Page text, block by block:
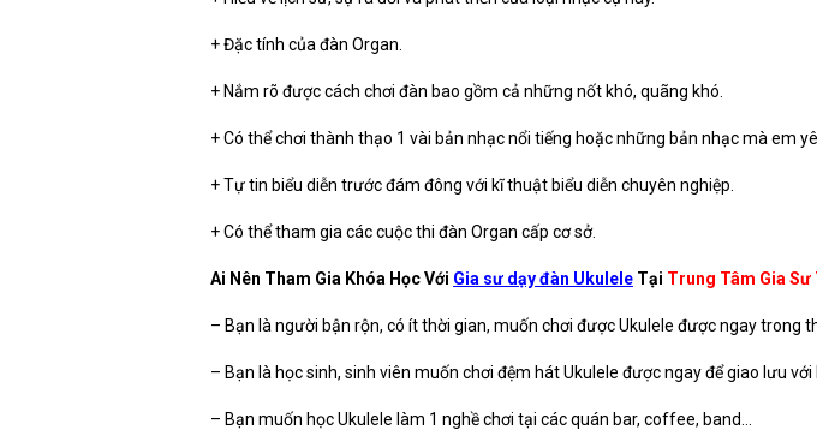
+ Đặc tính của đàn Organ.
+ Nắm rõ được cách chơi đàn bao gồm cả những nốt khó, quãng khó.
+ Có thể chơi thành thạo 1 vài bản nhạc nổi tiếng hoặc những bản nhạc mà em
+ Tự tin biểu diễn trước đám đông với kĩ thuật biểu diễn chuyên nghiệp.
+ Có thể tham gia các cuộc thi đàn Organ cấp cơ sở.
Ai Nên Tham Gia Khóa Học Với Gia sư dạy đàn Ukulele Tại Trung Tâm Gia Sư
– Bạn là người bận rộn, có ít thời gian, muốn chơi được Ukulele được ngay trong
– Bạn là học sinh, sinh viên muốn chơi đệm hát Ukulele được ngay để giao lưu với
– Bạn muốn học Ukulele làm 1 nghề chơi tại các quán bar, coffee, band…